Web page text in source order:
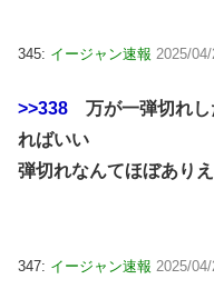
345: イージャン速報 2025/
>>338 万が一弾切れし
ればいい
弾切れなんてほぼあり
347: イージャン速報 2025/